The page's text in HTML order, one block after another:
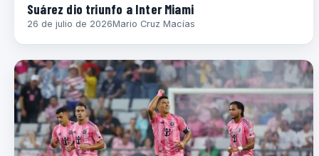
Suárez dio triunfo a Inter Miami
26 de julio de 2026Mario Cruz Macías